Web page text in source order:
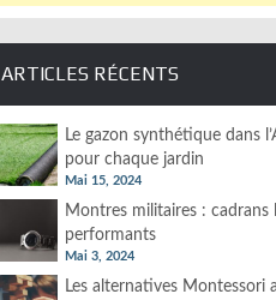
ARTICLES RÉCENTS
Le gazon synthétique dans
pour chaque jardin
Mai 15, 2024
Montres militaires :
performants
Mai 3, 2024
Les alternatives Montessori